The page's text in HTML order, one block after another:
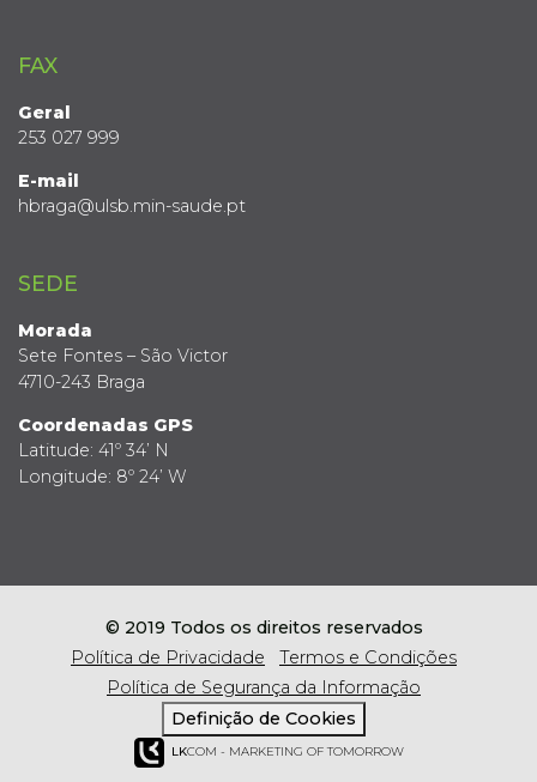
FAX
Geral
253 027 999
E-mail
hbraga@ulsb.min-saude.pt
SEDE
Morada
Sete Fontes – São Victor
4710-243 Braga
Coordenadas GPS
Latitude: 41º 34’ N
Longitude: 8º 24’ W
© 2019 Todos os direitos reservados
Política de Privacidade
Termos e Condições
Política de Segurança da Informação
Definição de Cookies
LKCOM - MARKETING OF TOMORROW